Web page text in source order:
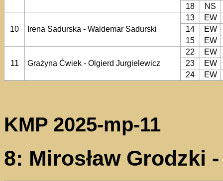
18
NS
10 Irena Sadurska - Waldemar Sadurski
13
EW
14
EW
15
EW
11 Grażyna Ćwiek - Olgierd Jurgielewicz
22
EW
23
EW
24
EW
KMP 2025-mp-11
8: Mirosław Grodzki